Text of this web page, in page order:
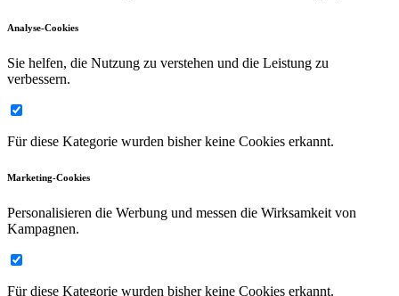
Analyse-Cookies
Sie helfen, die Nutzung zu verstehen und die Leistung zu
verbessern.
Für diese Kategorie wurden bisher keine Cookies erkannt.
Marketing-Cookies
Personalisieren die Werbung und messen die Wirksamkeit von
Kampagnen.
Für diese Kategorie wurden bisher keine Cookies erkannt.